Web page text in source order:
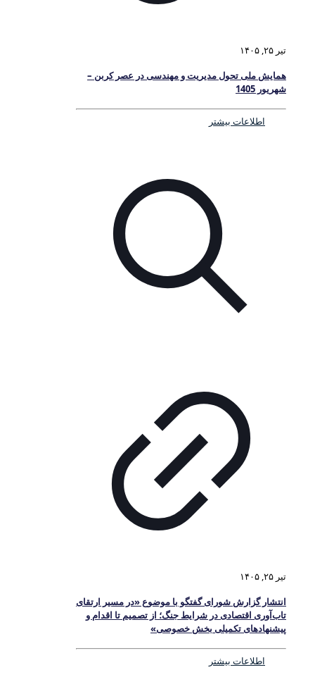
تیر ۲۵, ۱۴۰۵
همایش ملی تحول مدیریت و مهندسی در عصر کربن –
شهریور 1405
اطلاعات بیشتر
تیر ۲۵, ۱۴۰۵
انتشار گزارش شورای گفتگو با موضوع «در مسیر ارتقای
تاب‌آوری اقتصادی در شرایط جنگ؛ از تصمیم تا اقدام و
پیشنهادهای تکمیلی بخش خصوصی»
اطلاعات بیشتر